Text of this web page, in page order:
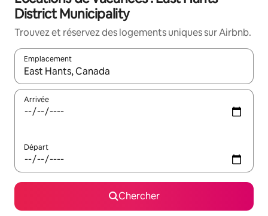
District Municipality
Trouvez et réservez des logements uniques sur Airbnb.
Emplacement
Quand les résultats sont affichés, parcourez-les en utilisant
Arrivée
Départ
Chercher